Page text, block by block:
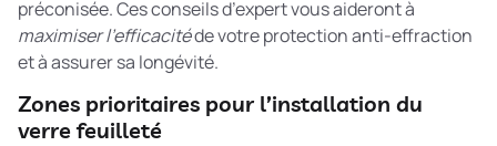
préconisée. Ces conseils d’expert vous aideront à
maximiser l’efficacitéde votre protection anti-effraction
et à assurer sa longévité.
Zones prioritaires pour l’installation du
verre feuilleté